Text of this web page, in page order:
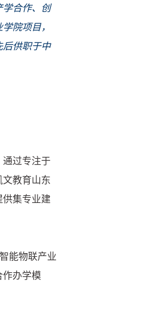
学合作、创
院项目，
后供职于中
通过专注于
教育山东
供集专业建
能物联产业
作办学模